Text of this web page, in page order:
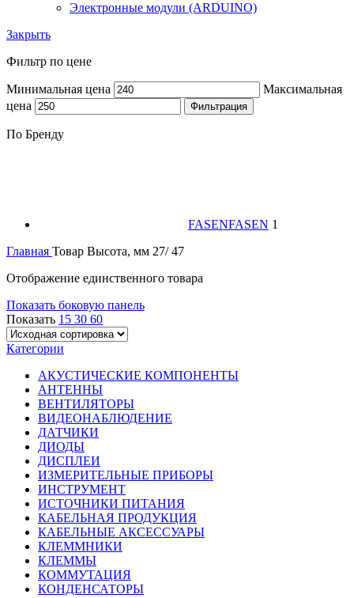
Электронные модули (ARDUINO)
Закрыть
Фильтр по цене
Минимальная цена
Максимальная
цена
Фильтрация
По Бренду
FASENFASEN 1
Главная Товар Высота, мм 27/ 47
Отображение единственного товара
Показать боковую панель
Показать 15 30 60
Категории
АКУСТИЧЕСКИЕ КОМПОНЕНТЫ
АНТЕННЫ
ВЕНТИЛЯТОРЫ
ВИДЕОНАБЛЮДЕНИЕ
ДАТЧИКИ
ДИОДЫ
ДИСПЛЕИ
ИЗМЕРИТЕЛЬНЫЕ ПРИБОРЫ
ИНСТРУМЕНТ
ИСТОЧНИКИ ПИТАНИЯ
КАБЕЛЬНАЯ ПРОДУКЦИЯ
КАБЕЛЬНЫЕ АКСЕССУАРЫ
КЛЕММНИКИ
КЛЕММЫ
КОММУТАЦИЯ
КОНДЕНСАТОРЫ